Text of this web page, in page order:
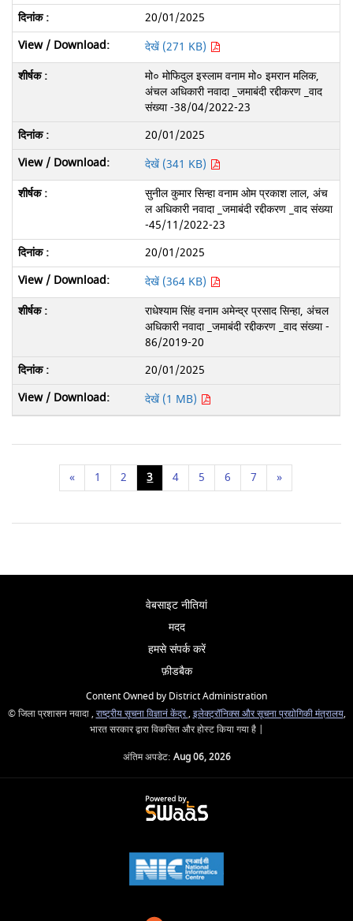
20/01/2025
देखें (271 KB)
मो० मोफिदुल इस्लाम वनाम मो० इमरान मलिक,
अंचल अधिकारी नवादा _जमाबंदी रद्दीकरण _वाद
संख्या -38/04/2022-23
20/01/2025
देखें (341 KB)
सुनील कुमार सिन्हा वनाम ओम प्रकाश लाल, अंच
ल अधिकारी नवादा _जमाबंदी रद्दीकरण _वाद संख्या
-45/11/2022-23
20/01/2025
देखें (364 KB)
राधेश्याम सिंह वनाम अमेन्द्र प्रसाद सिन्हा, अंचल
अधिकारी नवादा _जमाबंदी रद्दीकरण _वाद संख्या -
86/2019-20
20/01/2025
देखें (1 MB)
« 1 2 3 4 5 6 7 »
वेबसाइट नीतियां
मदद
हमसे संपर्क करें
फ़ीडबैक
Content Owned by District Administration
© जिला प्रशासन नवादा , राष्ट्रीय सूचना विज्ञानं केंद्र, इलेक्ट्रॉनिक्स और सूचना प्रद्योगिकी मंत्रालय,
भारत सरकार द्वारा विकसित और होस्ट किया गया है |
अंतिम अपडेट: Aug 06, 2026